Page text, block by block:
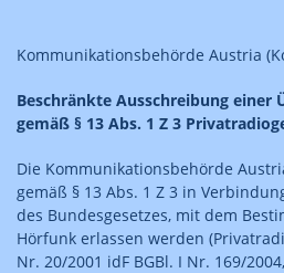
Kommunikationsbehörde Austria
Beschränkte Ausschreibung einer
gemäß § 13 Abs. 1 Z 3
Die Kommunikationsbehörde
gemäß § 13 Abs. 1 Z 3 in
des Bundesgesetzes, mit dem
Hörfunk erlassen werden
Nr. 20/2001 idF BGBl. I Nr. 169/